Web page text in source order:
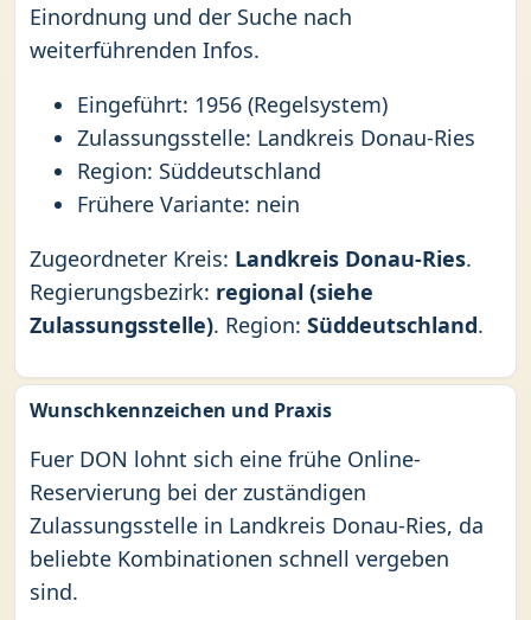
Einordnung und der Suche nach
weiterführenden Infos.
Eingeführt: 1956 (Regelsystem)
Zulassungsstelle: Landkreis Donau-Ries
Region: Süddeutschland
Frühere Variante: nein
Zugeordneter Kreis: Landkreis Donau-Ries.
Regierungsbezirk: regional (siehe
Zulassungsstelle). Region: Süddeutschland.
Wunschkennzeichen und Praxis
Fuer DON lohnt sich eine frühe Online-
Reservierung bei der zuständigen
Zulassungsstelle in Landkreis Donau-Ries, da
beliebte Kombinationen schnell vergeben
sind.